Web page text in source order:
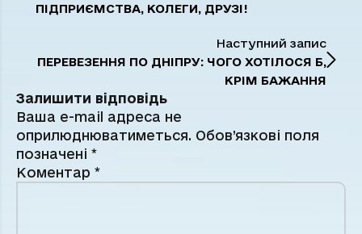
ПІДПРИЄМСТВА, КОЛЕГИ, ДРУЗІ!
Наступний запис
ПЕРЕВЕЗЕННЯ ПО ДНІПРУ: ЧОГО ХОТІЛОСЯ Б,
КРІМ БАЖАННЯ
Залишити відповідь
Ваша e-mail адреса не
оприлюднюватиметься. Обов’язкові поля
позначені *
Коментар *